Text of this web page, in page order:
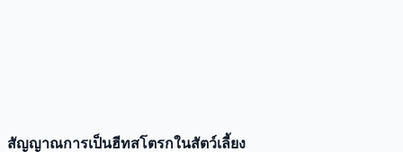
สัญญาณการเป็นฮีทสโตรกในสัตว์เลี้ยง